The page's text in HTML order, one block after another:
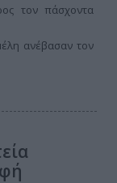
τον πάσχοντα
ανέβασαν τον